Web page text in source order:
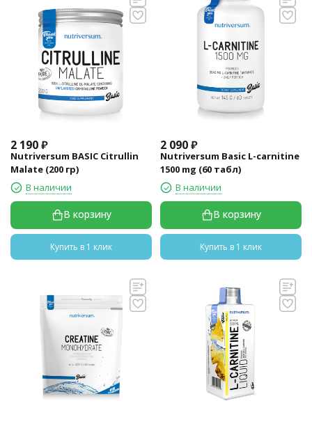
2 190₽
Nutriversum BASIC Citrullin
Malate (200 гр)
В наличии
В корзину
Купить в 1 клик
2 090₽
Nutriversum Basic L-carnitine
1500 mg (60 табл)
В наличии
В корзину
Купить в 1 клик